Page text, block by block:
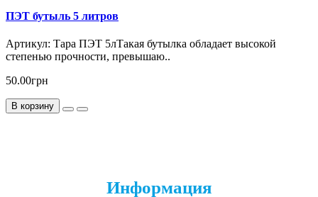
ПЭТ бутыль 5 литров
Артикул: Тара ПЭТ 5лТакая бутылка обладает высокой
степенью прочности, превышаю..
50.00грн
В корзину
Информация